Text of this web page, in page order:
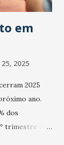
em
2025
2025
ano.
dos
trimestre de